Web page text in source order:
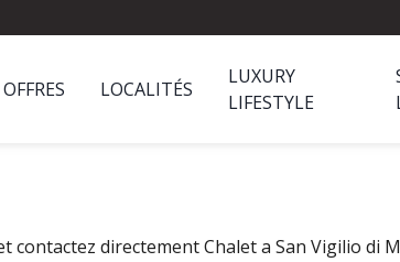
OFFRES LOCALITÉS
LUXURY
LIFESTYLE
contactez directement Chalet a San Vigilio di